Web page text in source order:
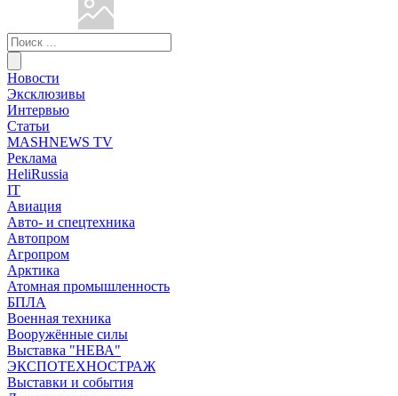
Новости
Эксклюзивы
Интервью
Статьи
MASHNEWS TV
Реклама
HeliRussia
IT
Авиация
Авто- и спецтехника
Автопром
Агропром
Арктика
Атомная промышленность
БПЛА
Военная техника
Вооружённые силы
Выставка "НЕВА"
ЭКСПОТЕХНОСТРАЖ
Выставки и события